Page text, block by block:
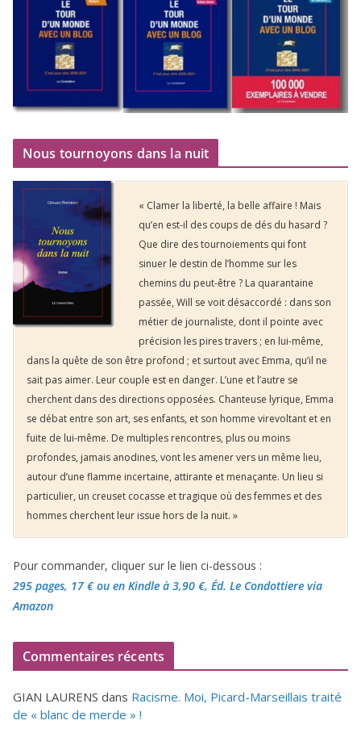
Nous tournoyons dans la nuit
« Clamer la liberté, la belle affaire ! Mais
qu’en est-il des coups de dés du hasard ?
Que dire des tournoiements qui font
sinuer le destin de l’homme sur les
chemins du peut-être ? La quarantaine
passée, Will se voit désaccordé : dans son
métier de journaliste, dont il pointe avec
précision les pires travers ; en lui-même,
dans la quête de son être profond ; et surtout avec Emma, qu’il ne
sait pas aimer. Leur couple est en danger. L’une et l’autre se
cherchent dans des directions opposées. Chanteuse lyrique, Emma
se débat entre son art, ses enfants, et son homme virevoltant et en
fuite de lui-même. De multiples rencontres, plus ou moins
profondes, jamais anodines, vont les amener vers un même lieu,
autour d’une flamme incertaine, attirante et menaçante. Un lieu si
particulier, un creuset cocasse et tragique où des femmes et des
hommes cherchent leur issue hors de la nuit. »
Pour commander, cliquer sur le lien ci-dessous :
295 pages, 17 €ou en Kindle à 3,90 €, Éd. Le Condottiere via
Amazon
Commentaires récents
GIAN LAURENS dans Racisme. Moi, Picard-Marseillais traité
de « blanc de merde » !